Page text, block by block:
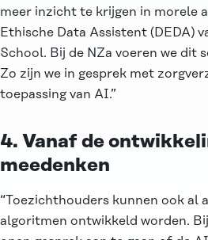
meer inzicht te krijgen in morele
Ethische Data Assistent (DEDA)
School. Bij de NZa voeren we dit
Zo zijn we in gesprek met
toepassing van AI.”
4. Vanaf de
meedenken
“Toezichthouders kunnen ook al
algoritmen ontwikkeld worden.